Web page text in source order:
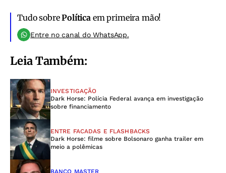
Tudo sobrePolíticaem primeira mão!
Entre no canal do WhatsApp.
Leia Também:
INVESTIGAÇÃO
Dark Horse: Polícia Federal avança em investigação
sobre financiamento
ENTRE FACADAS E FLASHBACKS
Dark Horse: filme sobre Bolsonaro ganha trailer em
meio a polêmicas